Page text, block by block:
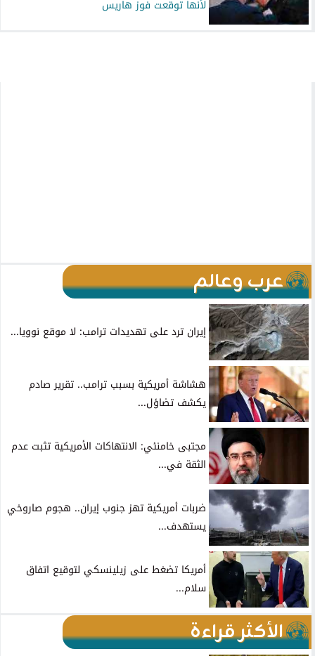
لأنها توقعت فوز هاريس
عرب وعالم
إيران ترد على تهديدات ترامب: لا موقع نوويا...
هشاشة أمريكية بسبب ترامب.. تقرير صادم
يكشف تضاؤل...
مجتبى خامنئي: الانتهاكات الأمريكية تثبت عدم
الثقة في...
ضربات أمريكية تهز جنوب إيران.. هجوم صاروخي
يستهدف...
أمريكا تضغط على زيلينسكي لتوقيع اتفاق
سلام...
الأكثر قراءة